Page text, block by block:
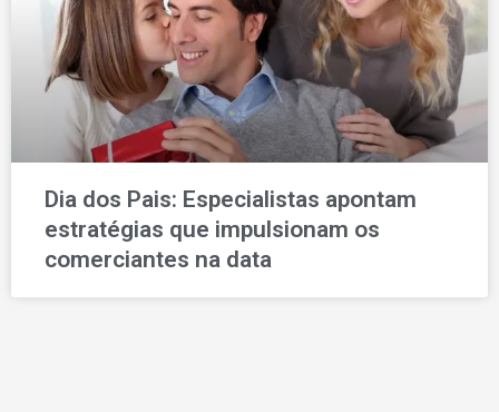
Dia dos Pais: Especialistas apontam
estratégias que impulsionam os
comerciantes na data